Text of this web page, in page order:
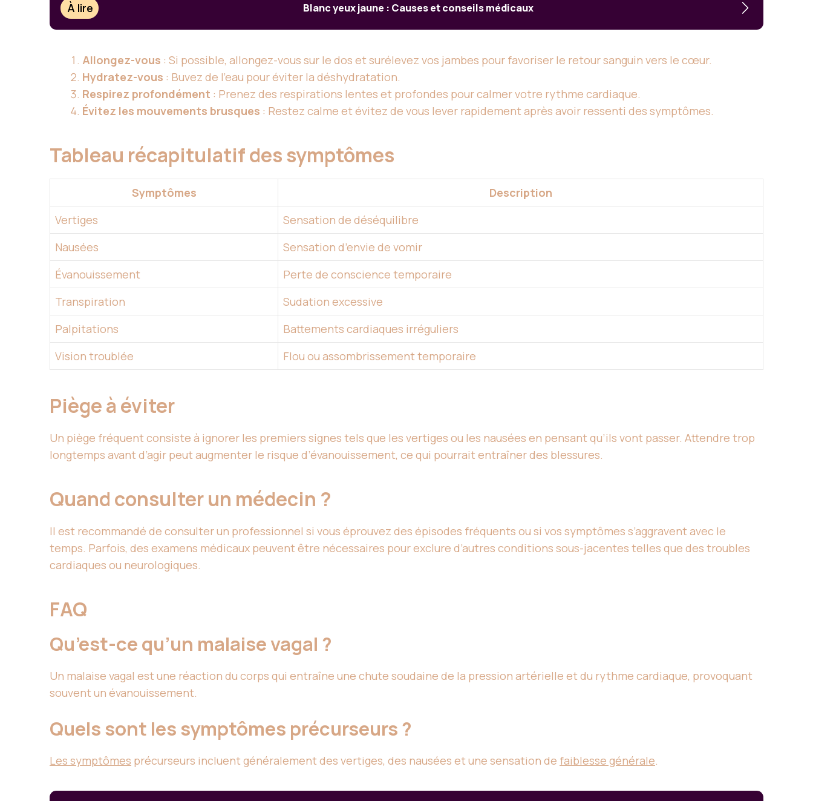
À lire Blanc yeux jaune : Causes et conseils médicaux
Allongez-vous : Si possible, allongez-vous sur le dos et surélevez vos jambes pour favoriser le retour sanguin vers le cœur.
Hydratez-vous : Buvez de l’eau pour éviter la déshydratation.
Respirez profondément : Prenez des respirations lentes et profondes pour calmer votre rythme cardiaque.
Évitez les mouvements brusques : Restez calme et évitez de vous lever rapidement après avoir ressenti des symptômes.
Tableau récapitulatif des symptômes
Symptômes
Description
Vertiges
Sensation de déséquilibre
Nausées
Sensation d’envie de vomir
Évanouissement
Perte de conscience temporaire
Transpiration
Sudation excessive
Palpitations
Battements cardiaques irréguliers
Vision troublée
Flou ou assombrissement temporaire
Piège à éviter
Un piège fréquent consiste à ignorer les premiers signes tels que les vertiges ou les nausées en pensant qu’ils vont passer. Attendre trop
longtemps avant d’agir peut augmenter le risque d’évanouissement, ce qui pourrait entraîner des blessures.
Quand consulter un médecin ?
Il est recommandé de consulter un professionnel si vous éprouvez des épisodes fréquents ou si vos symptômes s’aggravent avec le
temps. Parfois, des examens médicaux peuvent être nécessaires pour exclure d’autres conditions sous-jacentes telles que des troubles
cardiaques ou neurologiques.
FAQ
Qu’est-ce qu’un malaise vagal ?
Un malaise vagal est une réaction du corps qui entraîne une chute soudaine de la pression artérielle et du rythme cardiaque, provoquant
souvent un évanouissement.
Quels sont les symptômes précurseurs ?
Les symptômes précurseurs incluent généralement des vertiges, des nausées et une sensation de faiblesse générale.